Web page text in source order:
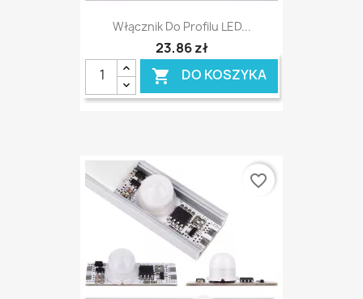
Włącznik Do Profilu LED...
23,86 zł
 DO KOSZYKA
favorite_border